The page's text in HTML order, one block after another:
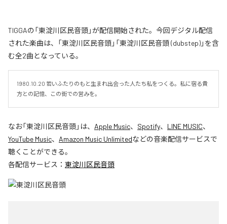
TIGGAの「東淀川区民音頭」が配信開始された。今回デジタル配信
された楽曲は、「東淀川区民音頭」「東淀川区民音頭 (dubstep)」を含
む全2曲となっている。
1980.10.20 若いふたりのもと生まれ出会った人たち私をつくる。私に宿る貴
方との記憶、この街での営みを。
なお「東淀川区民音頭」は、 Apple Music、 Spotify、 LINE MUSIC、
YouTube Music、 Amazon Music Unlimitedなどの音楽配信サービスで
聴くことができる。
各配信サービス： 東淀川区民音頭